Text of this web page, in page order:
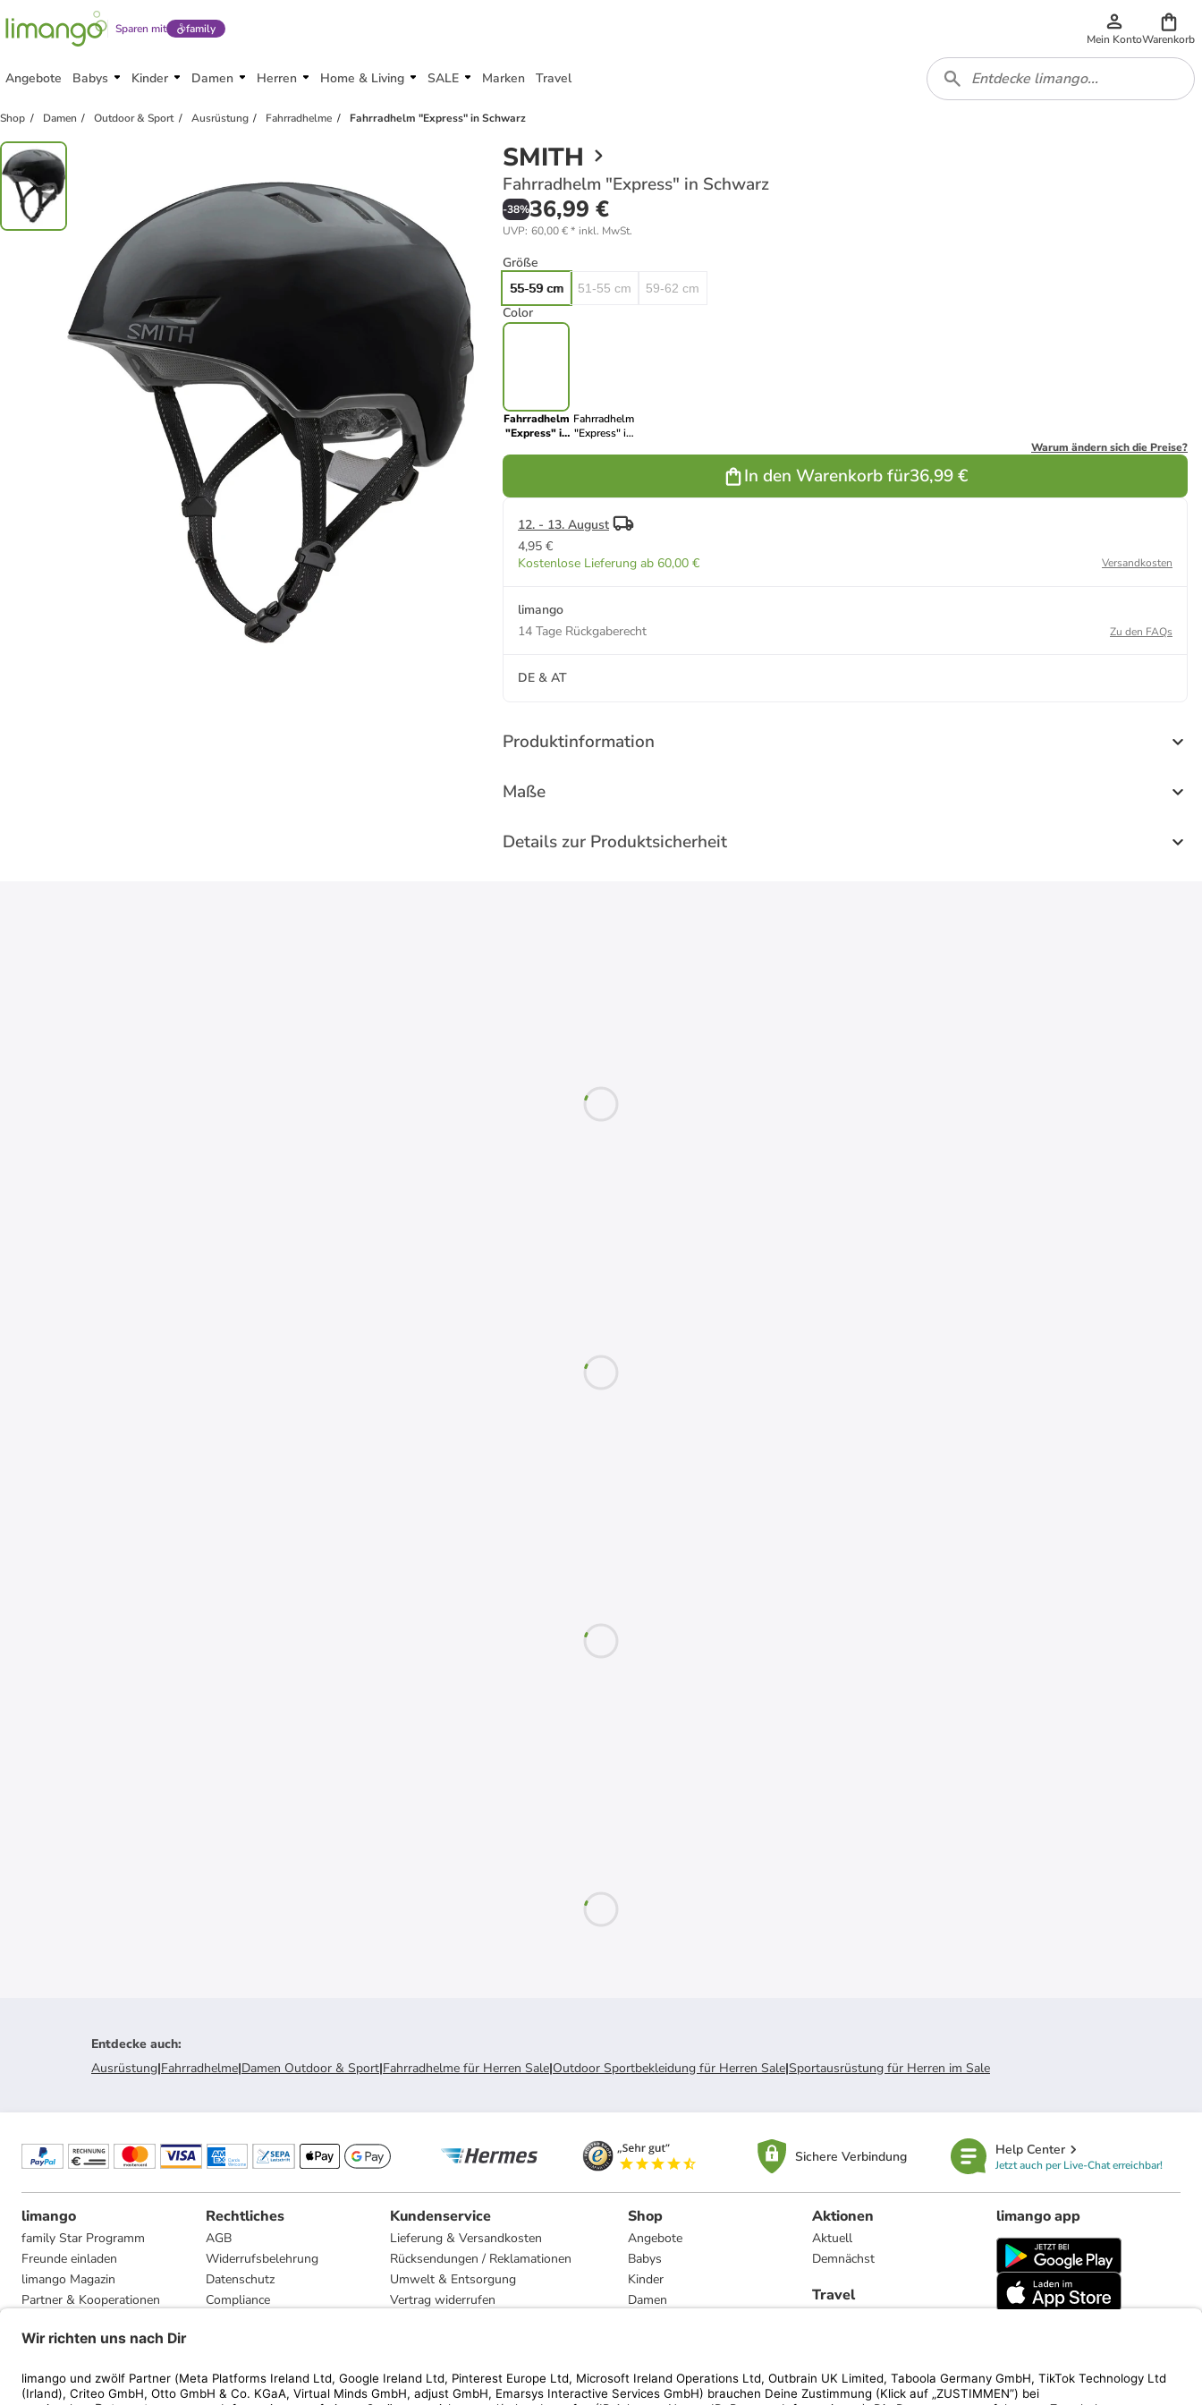
Sparen mit family
Mein KontoWarenkorb
Angebote Babys Kinder Damen Herren Home & Living SALE Marken Travel
Shop Damen Outdoor & Sport Ausrüstung Fahrradhelme Fahrradhelm "Express" in Schwarz
SMITH
Fahrradhelm "Express" in Schwarz
-38%36,99 €
UVP: 60,00 €* inkl. MwSt.
Größe
55-59 cm 51-55 cm 59-62 cm
Color
Fahrradhelm
"Express" in
Fahrradhelm
"Express" in
Warum ändern sich die Preise?
In den Warenkorb für36,99 €
12. - 13. August
4,95 €
Kostenlose Lieferung ab 60,00 €
Versandkosten
limango
14 Tage Rückgaberecht
Zu den FAQs
DE & AT
Produktinformation
Maße
Details zur Produktsicherheit
Entdecke auch:
Ausrüstung|Fahrradhelme|Damen Outdoor & Sport|Fahrradhelme für Herren Sale|Outdoor Sportbekleidung für Herren Sale|Sportausrüstung für Herren im Sale
Sichere Verbindung Help Center
Jetzt auch per Live-Chat erreichbar!
limango
family Star Programm
Freunde einladen
limango Magazin
Partner & Kooperationen
Presse
Rechtliches
AGB
Widerrufsbelehrung
Datenschutz
Compliance
Kundenservice
Lieferung & Versandkosten
Rücksendungen / Reklamationen
Umwelt & Entsorgung
Vertrag widerrufen
Shop
Angebote
Babys
Kinder
Damen
Marken
Aktionen
Aktuell
Demnächst
Travel
limango app